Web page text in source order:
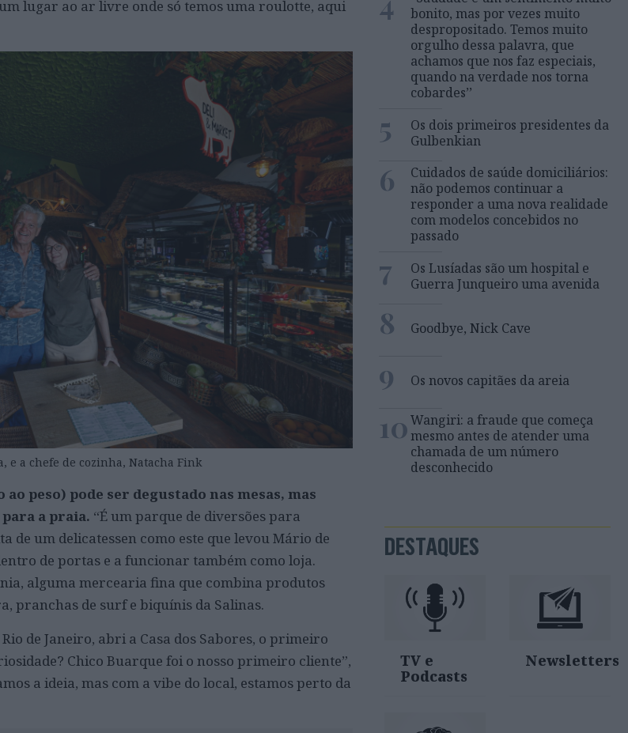
lugar ao ar livre onde só temos uma roulotte, aqui
a chefe de cozinha, Natacha Fink
peso) pode ser degustado nas mesas, mas
a praia. “É um parque de diversões para
de um delicatessen como este que levou Mário de
de portas e a funcionar também como loja.
alguma mercearia fina que combina produtos
pranchas de surf e biquínis da Salinas.
de Janeiro, abri a Casa dos Sabores, o primeiro
Chico Buarque foi o nosso primeiro cliente”,
a ideia, mas com a vibe do local, estamos perto da
bonito, mas por vezes muito
despropositado. Temos muito
orgulho dessa palavra, que
achamos que nos faz especiais,
quando na verdade nos torna
cobardes’’
5
Os dois primeiros presidentes da
Gulbenkian
6
Cuidados de saúde domiciliários:
não podemos continuar a
responder a uma nova realidade
com modelos concebidos no
passado
7
Os Lusíadas são um hospital e
Guerra Junqueiro uma avenida
8 Goodbye, Nick Cave
9 Os novos capitães da areia
10Wangiri: a fraude que começa
mesmo antes de atender uma
chamada de um número
desconhecido
DESTAQUES
TV e
Podcasts
Newsletters